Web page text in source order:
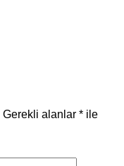
Gerekli alanlar * ile